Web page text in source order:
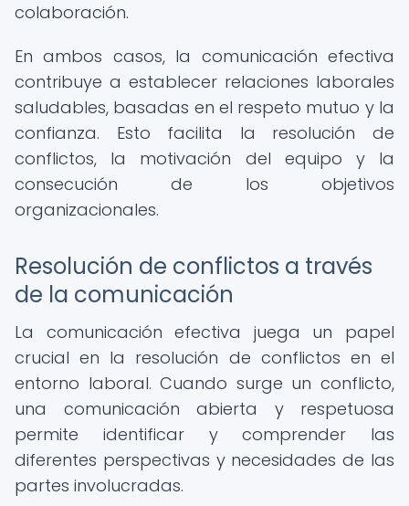
colaboración.
En ambos casos, la comunicación efectiva
contribuye a establecer relaciones laborales
saludables, basadas en el respeto mutuo y la
confianza. Esto facilita la resolución de
conflictos, la motivación del equipo y la
consecución de los objetivos
organizacionales.
Resolución de conflictos a través
de la comunicación
La comunicación efectiva juega un papel
crucial en la resolución de conflictos en el
entorno laboral. Cuando surge un conflicto,
una comunicación abierta y respetuosa
permite identificar y comprender las
diferentes perspectivas y necesidades de las
partes involucradas.